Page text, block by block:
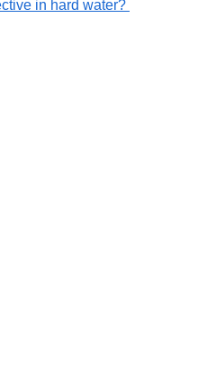
in hard water?